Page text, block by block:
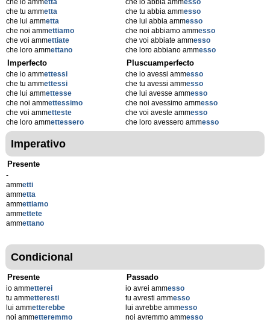
che io ammetta
che tu ammetta
che lui ammetta
che noi ammettiamo
che voi ammettiate
che loro ammettano
che io abbia ammesso
che tu abbia ammesso
che lui abbia ammesso
che noi abbiamo ammesso
che voi abbiate ammesso
che loro abbiano ammesso
Imperfecto
che io ammettessi
che tu ammettessi
che lui ammettesse
che noi ammettessimo
che voi ammetteste
che loro ammettessero
Pluscuamperfecto
che io avessi ammesso
che tu avessi ammesso
che lui avesse ammesso
che noi avessimo ammesso
che voi aveste ammesso
che loro avessero ammesso
Imperativo
Presente
-
ammetti
ammetta
ammettiamo
ammettete
ammettano
Condicional
Presente
io ammetterei
tu ammetteresti
lui ammetterebbe
noi ammetteremmo
Passado
io avrei ammesso
tu avresti ammesso
lui avrebbe ammesso
noi avremmo ammesso